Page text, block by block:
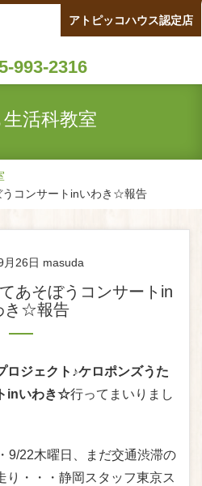
993-2316
アトピッコハウス認定店
活科教室
コンサートinいわき☆報告
月26日 masuda
き☆報告
ジェクト♪ケロポンズうた
inいわき☆行ってまいりまし
9/22木曜日、まだ交通渋滞の
り・・・静岡スタッフ東京ス